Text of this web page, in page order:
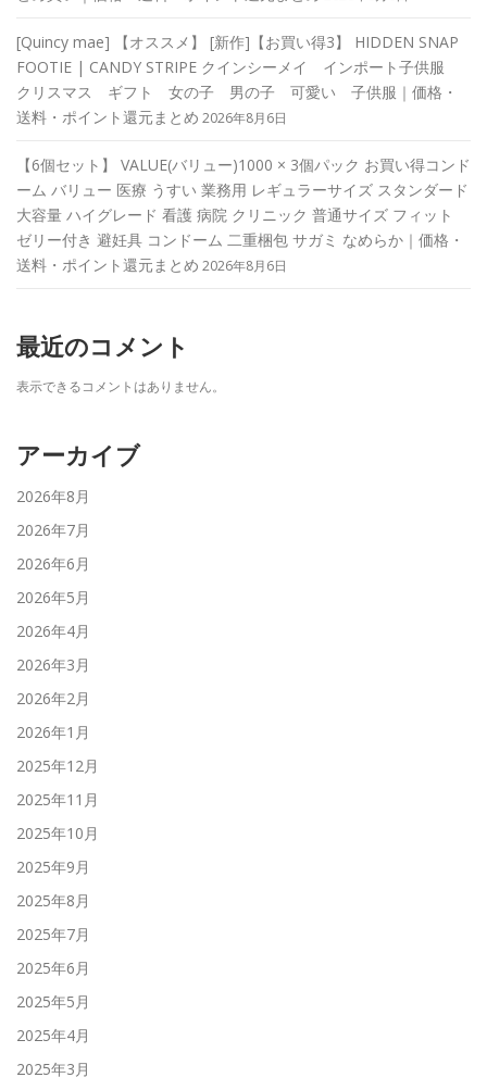
[Quincy mae] 【オススメ】 [新作]【お買い得3】 HIDDEN SNAP
FOOTIE | CANDY STRIPE クインシーメイ インポート子供服
クリスマス ギフト 女の子 男の子 可愛い 子供服｜価格・
送料・ポイント還元まとめ 2026年8月6日
【6個セット】 VALUE(バリュー)1000 × 3個パック お買い得コンド
ーム バリュー 医療 うすい 業務用 レギュラーサイズ スタンダード
大容量 ハイグレード 看護 病院 クリニック 普通サイズ フィット
ゼリー付き 避妊具 コンドーム 二重梱包 サガミ なめらか｜価格・
送料・ポイント還元まとめ 2026年8月6日
最近のコメント
表示できるコメントはありません。
アーカイブ
2026年8月
2026年7月
2026年6月
2026年5月
2026年4月
2026年3月
2026年2月
2026年1月
2025年12月
2025年11月
2025年10月
2025年9月
2025年8月
2025年7月
2025年6月
2025年5月
2025年4月
2025年3月